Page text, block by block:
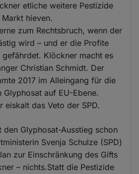
etliche weitere Pestizide
hieven.
zum Rechtsbruch, wenn der
wird – und er die Profite
gefährdet. Klöckner macht es
Christian Schmidt. Der
2017 im Alleingang für die
Glyphosat auf EU-Ebene.
eiskalt das Veto der SPD.
Glyphosat-Ausstieg schon
Svenja Schulze (SPD)
zur Einschränkung des Gifts
– nichts.Statt die Pestizide